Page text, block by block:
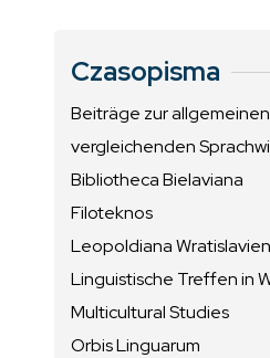
Czasopisma
Beiträge zur
vergleichenden
Bibliotheca Bielaviana
Filoteknos
Leopoldiana
Linguistische Treffen in
Multicultural Studies
Orbis Linguarum